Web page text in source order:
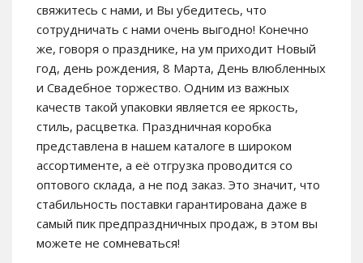
свяжитесь с нами, и Вы убедитесь, что
сотрудничать с нами очень выгодно! Конечно
же, говоря о празднике, на ум приходит Новый
год, день рождения, 8 Марта, День влюбленных
и Свадебное торжество. Одним из важных
качеств такой упаковки является ее яркость,
стиль, расцветка. Праздничная коробка
представлена в нашем каталоге в широком
ассортименте, а её отгрузка проводится со
оптового склада, а не под заказ. Это значит, что
стабильность поставки гарантирована даже в
самый пик предпраздничных продаж, в этом вы
можете не сомневаться!